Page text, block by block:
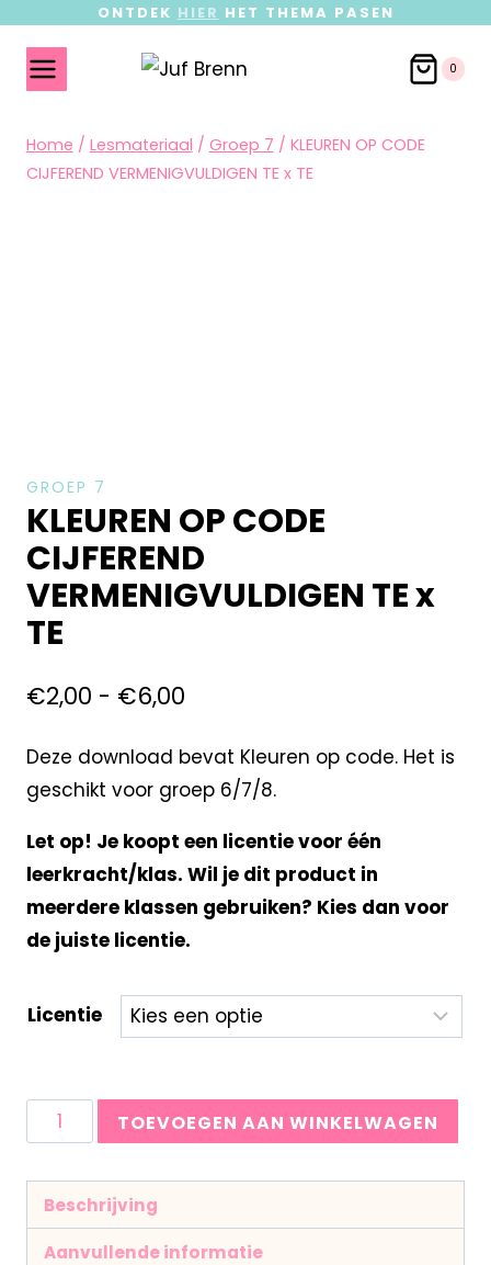
ONTDEK HIER HET THEMA PASEN
0
Home / Lesmateriaal / Groep 7 / KLEUREN OP CODE
CIJFEREND VERMENIGVULDIGEN TE x TE
GROEP 7
KLEUREN OP CODE
CIJFEREND
VERMENIGVULDIGEN TE x
TE
€2,00 - €6,00
Deze download bevat Kleuren op code. Het is
geschikt voor groep 6/7/8.
Let op! Je koopt een licentie voor één
leerkracht/klas. Wil je dit product in
meerdere klassen gebruiken? Kies dan voor
de juiste licentie.
Licentie
TOEVOEGEN AAN WINKELWAGEN
Beschrijving
Aanvullende informatie